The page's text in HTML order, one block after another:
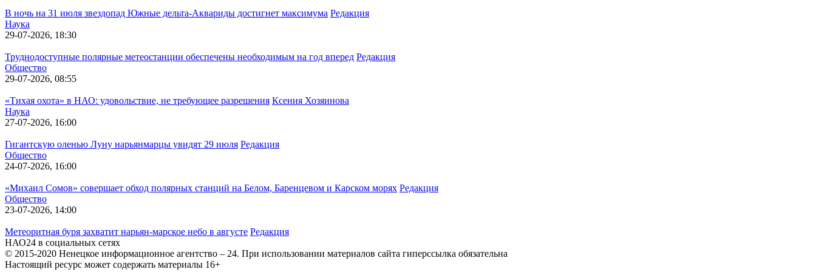
В ночь на 31 июля звездопад Южные дельта-Аквариды достигнет максимума Редакция
Наука
29-07-2026, 18:30
Труднодоступные полярные метеостанции обеспечены необходимым на год вперед Редакция
Общество
29-07-2026, 08:55
«Тихая охота» в НАО: удовольствие, не требующее разрешения Ксения Хозяинова
Наука
27-07-2026, 16:00
Гигантскую оленью Луну нарьянмарцы увидят 29 июля Редакция
Общество
24-07-2026, 16:00
«Михаил Сомов» совершает обход полярных станций на Белом, Баренцевом и Карском морях Редакция
Общество
23-07-2026, 14:00
Метеоритная буря захватит нарьян-марское небо в августе Редакция
НАО24 в социальных сетях
© 2015-2020 Ненецкое информационное агентство – 24. При использовании материалов сайта гиперссылка обязательна
Настоящий ресурс может содержать материалы 16+